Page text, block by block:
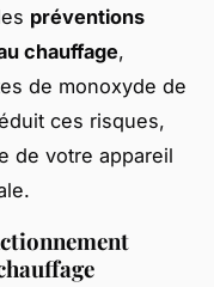
préventions
chauffage,
de monoxyde de
ces risques,
de votre appareil